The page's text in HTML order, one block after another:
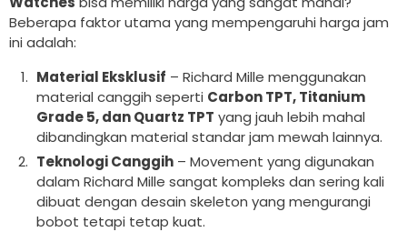
Beberapa faktor utama yang mempengaruhi harga jam
ini adalah:
Material Eksklusif – Richard Mille menggunakan
material canggih seperti Carbon TPT, Titanium
Grade 5, dan Quartz TPT yang jauh lebih mahal
dibandingkan material standar jam mewah lainnya.
Teknologi Canggih – Movement yang digunakan
dalam Richard Mille sangat kompleks dan sering kali
dibuat dengan desain skeleton yang mengurangi
bobot tetapi tetap kuat.